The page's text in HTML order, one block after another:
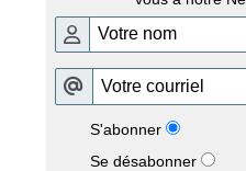
S'abonner
Se désabonner